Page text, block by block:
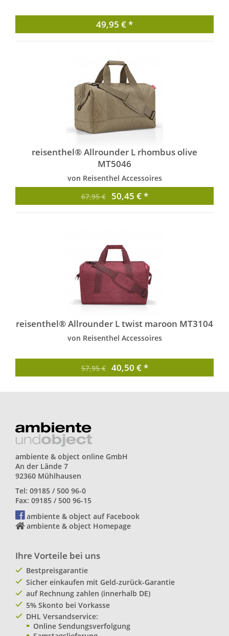
49,95 € *
reisenthel® Allrounder L rhombus olive
MT5046
von Reisenthel Accessoires
67,95 €
50,45 € *
reisenthel® Allrounder L twist maroon MT3104
von Reisenthel Accessoires
57,95 € 40,50 € *
ambiente & object online GmbH
An der Lände 7
92360 Mühlhausen
Tel: 09185 / 500 96-0
Fax: 09185 / 500 96-15
ambiente & object auf Facebook
ambiente & object Homepage
Ihre Vorteile bei uns
Bestpreisgarantie
Sicher einkaufen mit Geld-zurück-Garantie
auf Rechnung zahlen (innerhalb DE)
5% Skonto bei Vorkasse
DHL Versandservice:
Online Sendungsverfolgung